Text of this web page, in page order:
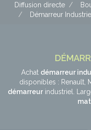
Diffusion directe
Démarreur Industriel
Achat démarreur
disponibles : Renault,
démarreurindustriel.